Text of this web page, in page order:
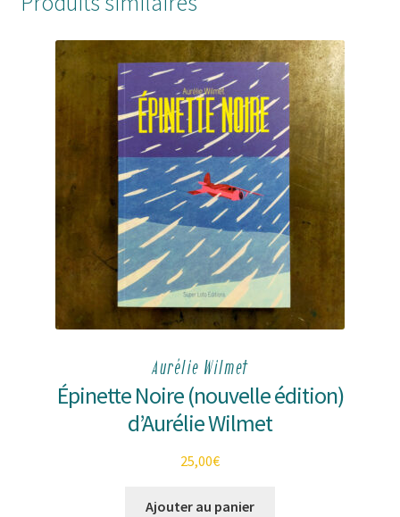
Aurélie Wilmet
Épinette Noire (nouvelle édition)
d’Aurélie Wilmet
25,00€
Ajouter au panier